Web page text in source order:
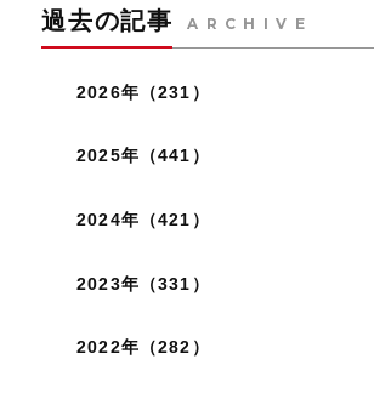
過去の記事 ARCHIVE
2026年（231）
2025年（441）
2024年（421）
2023年（331）
2022年（282）